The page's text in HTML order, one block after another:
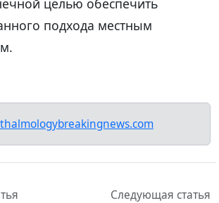
целью обеспечить
подхода местным
Следующая статья